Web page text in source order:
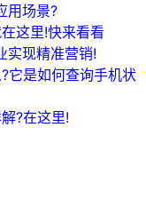
用场景?
这里!快来看看
实现精准营销!
它是如何查询手机状
?在这里!